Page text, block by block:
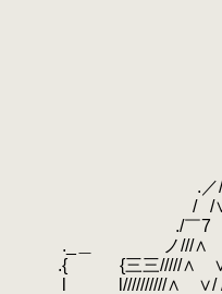
,ｨ
/
/
,′
l ./
- =ヽ i/{
.／////∧ ', .
/
/
./￣7 ∨/ /∧
._＿ ノ///∧
.{ {三三/////
l l//////////∧ ∨/ /